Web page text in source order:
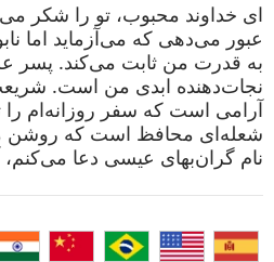
ای خداوند محبوب، تو را شکر
عبور می‌دهی که می‌آزماید اما
به قدرت من ثابت می‌کند. پسر
نجات‌دهنده ابدی من است. شریعت
آرامی است که سفر روزانه‌ام را
شعله‌ای محافظ است که روشن
نام گران‌بهای عیسی دعا می‌کنم،